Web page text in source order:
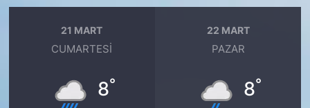
21 MART
CUMARTESI
8°
22 MART
PAZAR
8°